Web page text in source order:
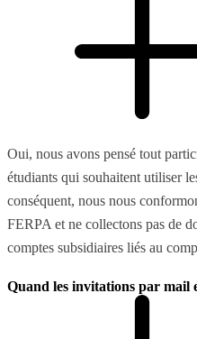
Oui, nous avons pensé tout
étudiants qui souhaitent utiliser
conséquent, nous nous
FERPA et ne collectons pas de
comptes subsidiaires liés au
Quand les invitations par mail